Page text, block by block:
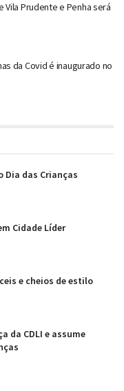
Vila Prudente e Penha será
da Covid é inaugurado no
Dia das Crianças
Cidade Líder
e cheios de estilo
da CDLI e assume